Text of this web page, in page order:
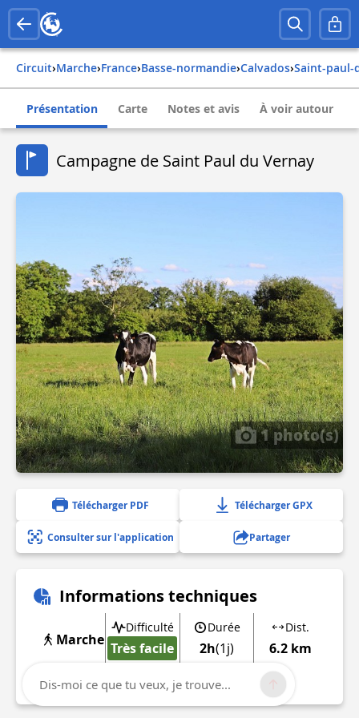
Circuit› Marche› france› basse-normandie› calvados› saint-
Présentation Carte Notes et avis À voir autour
Campagne de Saint Paul du Vernay
1 photo(s)
Télécharger PDF Télécharger GPX
Consulter sur l'application Partager
Informations techniques
Marche
Difficulté
Très facile
Durée
2h(1j)
Dist.
6.2 km
Afficher plus d'informations
Dis-moi ce que tu veux, je trouve...